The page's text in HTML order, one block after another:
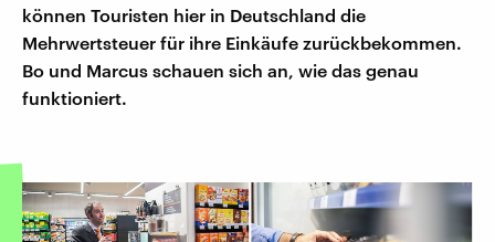
können Touristen hier in Deutschland die
Mehrwertsteuer für ihre Einkäufe zurückbekommen.
Bo und Marcus schauen sich an, wie das genau
funktioniert.